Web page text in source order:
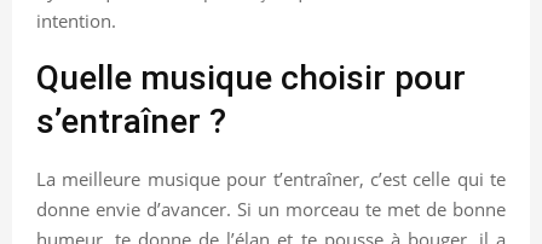
intention.
Quelle musique choisir pour
s’entraîner ?
La meilleure musique pour t’entraîner, c’est celle qui te
donne envie d’avancer. Si un morceau te met de bonne
humeur, te donne de l’élan et te pousse à bouger, il a